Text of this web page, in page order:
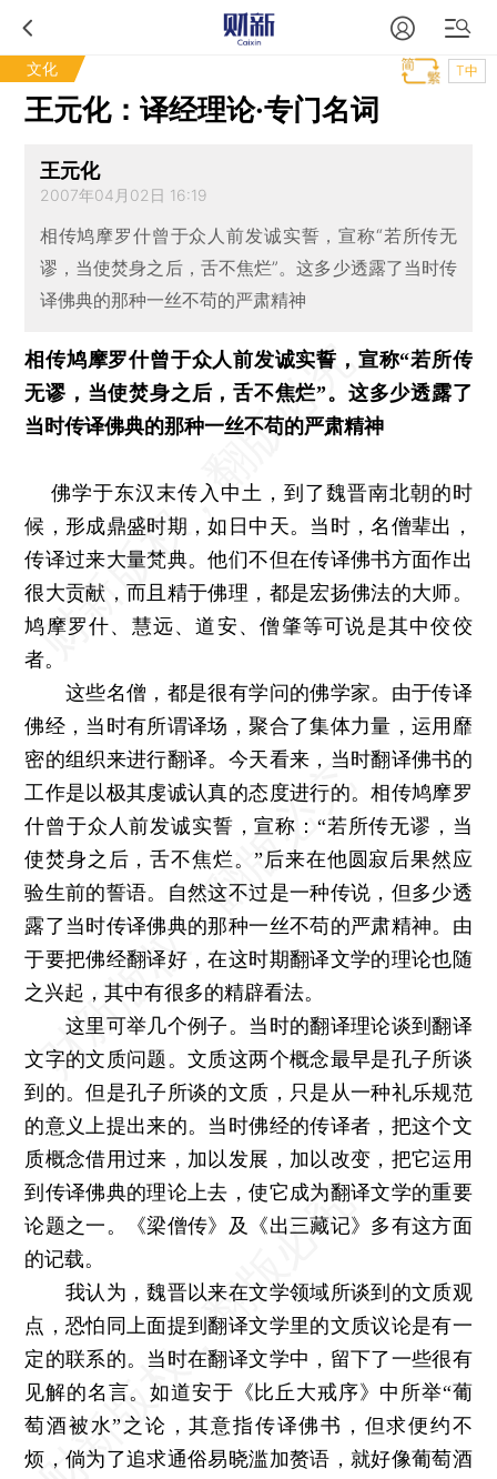
文化 T中
王元化：译经理论·专门名词
王元化
2007年04月02日 16:19
相传鸠摩罗什曾于众人前发诚实誓，宣称“若所传无
谬，当使焚身之后，舌不焦烂”。这多少透露了当时传
译佛典的那种一丝不苟的严肃精神
相传鸠摩罗什曾于众人前发诚实誓，宣称“若所传
无谬，当使焚身之后，舌不焦烂”。这多少透露了
当时传译佛典的那种一丝不苟的严肃精神
佛学于东汉末传入中土，到了魏晋南北朝的时
候，形成鼎盛时期，如日中天。当时，名僧辈出，
传译过来大量梵典。他们不但在传译佛书方面作出
很大贡献，而且精于佛理，都是宏扬佛法的大师。
鸠摩罗什、慧远、道安、僧肇等可说是其中佼佼
者。
这些名僧，都是很有学问的佛学家。由于传译
佛经，当时有所谓译场，聚合了集体力量，运用靡
密的组织来进行翻译。今天看来，当时翻译佛书的
工作是以极其虔诚认真的态度进行的。相传鸠摩罗
什曾于众人前发诚实誓，宣称：“若所传无谬，当
使焚身之后，舌不焦烂。”后来在他圆寂后果然应
验生前的誓语。自然这不过是一种传说，但多少透
露了当时传译佛典的那种一丝不苟的严肃精神。由
于要把佛经翻译好，在这时期翻译文学的理论也随
之兴起，其中有很多的精辟看法。
这里可举几个例子。当时的翻译理论谈到翻译
文字的文质问题。文质这两个概念最早是孔子所谈
到的。但是孔子所谈的文质，只是从一种礼乐规范
的意义上提出来的。当时佛经的传译者，把这个文
质概念借用过来，加以发展，加以改变，把它运用
到传译佛典的理论上去，使它成为翻译文学的重要
论题之一。《梁僧传》及《出三藏记》多有这方面
的记载。
我认为，魏晋以来在文学领域所谈到的文质观
点，恐怕同上面提到翻译文学里的文质议论是有一
定的联系的。当时在翻译文学中，留下了一些很有
见解的名言。如道安于《比丘大戒序》中所举“葡
萄酒被水”之论，其意指传译佛书，但求便约不
烦，倘为了追求通俗易晓滥加赘语，就好像葡萄酒